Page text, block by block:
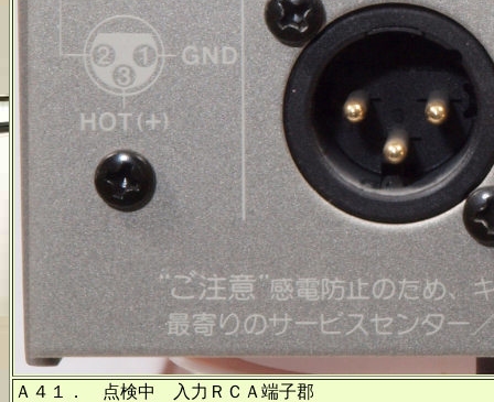
Ａ４１． 点検中 入力ＲＣＡ端子郡